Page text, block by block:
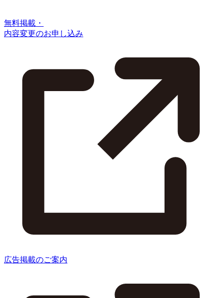
無料掲載・
内容変更のお申し込み
広告掲載のご案内